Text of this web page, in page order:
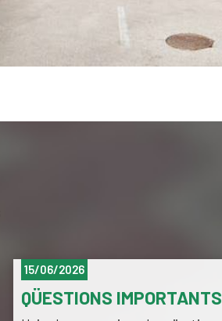
15/06/2026
QÜESTIONS IMPORTANTS